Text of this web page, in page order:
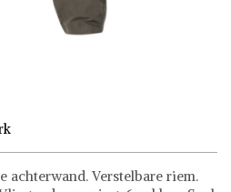
achterwand. Verstelbare riem.